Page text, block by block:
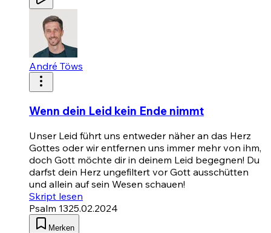
André Töws
Wenn dein Leid kein Ende nimmt
Unser Leid führt uns entweder näher an das Herz
Gottes oder wir entfernen uns immer mehr von ihm,
doch Gott möchte dir in deinem Leid begegnen! Du
darfst dein Herz ungefiltert vor Gott ausschütten
und allein auf sein Wesen schauen!
Skript lesen
Psalm 1325.02.2024
Merken